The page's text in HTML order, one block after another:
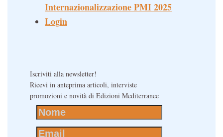
Internazionalizzazione PMI 2025
Login
Iscriviti alla newsletter!
Ricevi in anteprima articoli, interviste
promozioni e novità di Edizioni Mediterranee